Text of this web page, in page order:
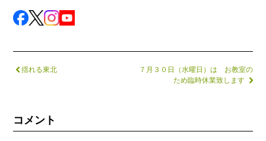
揺れる東北
７月３０日（水曜日）は お教室の
ため臨時休業致します
コメント